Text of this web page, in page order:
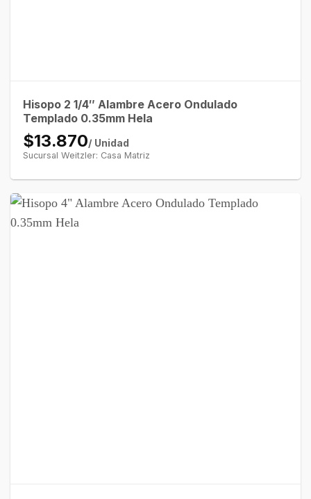
Hisopo 2 1/4″ Alambre Acero Ondulado
Templado 0.35mm Hela
$13.870/ Unidad
Sucursal Weitzler: Casa Matriz